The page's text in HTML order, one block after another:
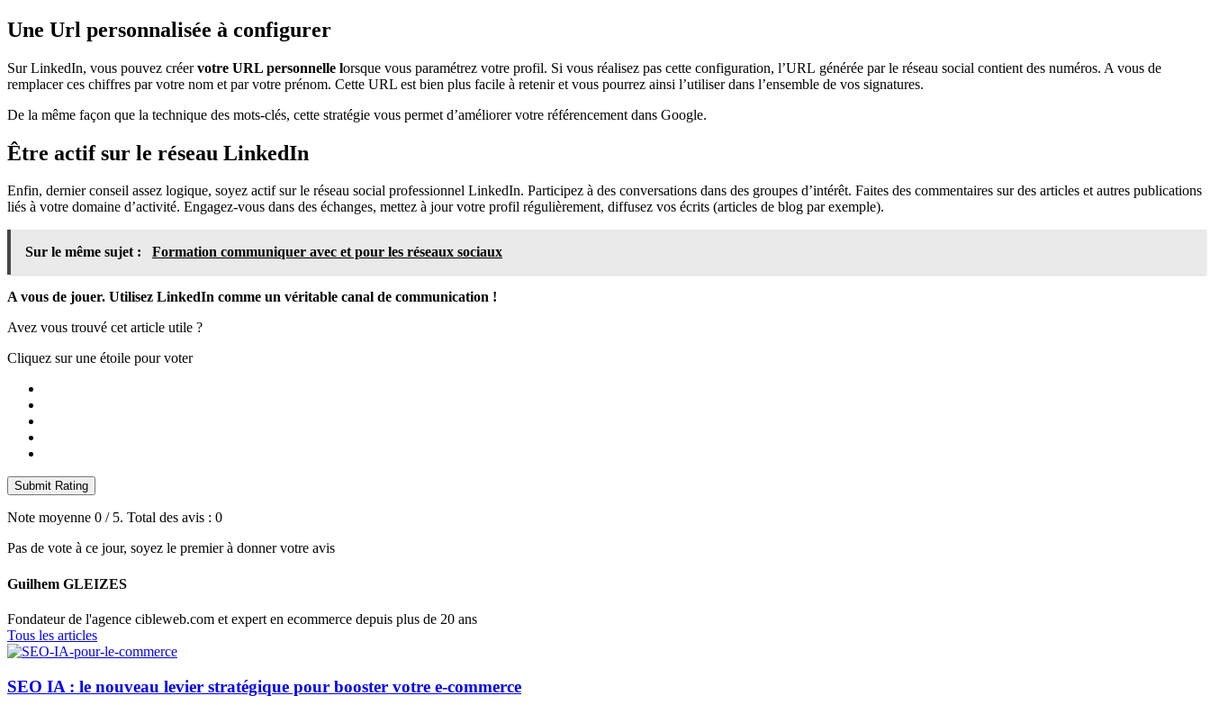
Une Url personnalisée à configurer
Sur LinkedIn, vous pouvez créervotre URL personnelle lorsque vous paramétrez votre profil. Si vous réalisez pas cette configuration, l’URL générée par le réseau social contient des numéros. A vous de
remplacer ces chiffres par votre nom et par votre prénom. Cette URL est bien plus facile à retenir et vous pourrez ainsi l’utiliser dans l’ensemble de vos signatures.
De la même façon que la technique des mots-clés, cette stratégie vous permet d’améliorer votre référencement dans Google.
Être actif sur le réseau LinkedIn
Enfin, dernier conseil assez logique, soyez actif sur le réseau social professionnel LinkedIn. Participez à des conversations dans des groupes d’intérêt. Faites des commentaires sur des articles et autres publications
liés à votre domaine d’activité. Engagez-vous dans des échanges, mettez à jour votre profil régulièrement, diffusez vos écrits (articles de blog par exemple).
Sur le même sujet : Formation communiquer avec et pour les réseaux sociaux
A vous de jouer. Utilisez LinkedIn comme un véritable canal de communication !
Avez vous trouvé cet article utile ?
Cliquez sur une étoile pour voter
Submit Rating
Note moyenne 0 / 5. Total des avis : 0
Pas de vote à ce jour, soyez le premier à donner votre avis
Guilhem GLEIZES
Fondateur de l'agence cibleweb.com et expert en ecommerce depuis plus de 20 ans
Tous les articles
SEO IA : le nouveau levier stratégique pour booster votre e-commerce